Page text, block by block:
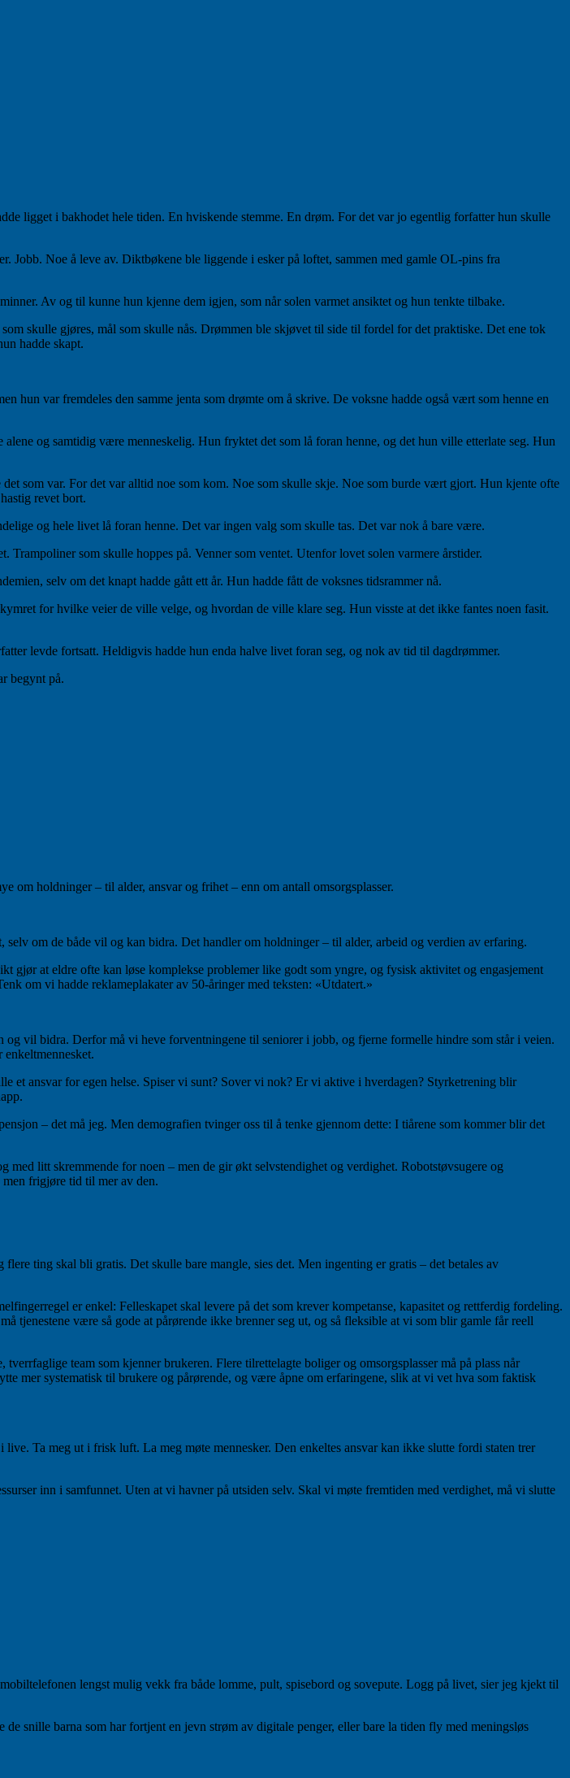
ligget i bakhodet hele tiden. En hviskende stemme. En drøm. For det var jo egentlig forfatter hun skulle
Noe å leve av. Diktbøkene ble liggende i esker på loftet, sammen med gamle OL-pins fra
Av og til kunne hun kjenne dem igjen, som når solen varmet ansiktet og hun tenkte tilbake.
skulle gjøres, mål som skulle nås. Drømmen ble skjøvet til side til fordel for det praktiske. Det ene tok
hadde skapt.
hun var fremdeles den samme jenta som drømte om å skrive. De voksne hadde også vært som henne en
og samtidig være menneskelig. Hun fryktet det som lå foran henne, og det hun ville etterlate seg. Hun
som var. For det var alltid noe som kom. Noe som skulle skje. Noe som burde vært gjort. Hun kjente ofte
revet bort.
og hele livet lå foran henne. Det var ingen valg som skulle tas. Det var nok å bare være.
som skulle hoppes på. Venner som ventet. Utenfor lovet solen varmere årstider.
selv om det knapt hadde gått ett år. Hun hadde fått de voksnes tidsrammer nå.
for hvilke veier de ville velge, og hvordan de ville klare seg. Hun visste at det ikke fantes noen fasit.
levde fortsatt. Heldigvis hadde hun enda halve livet foran seg, og nok av tid til dagdrømmer.
begynt på.
om holdninger – til alder, ansvar og frihet – enn om antall omsorgsplasser.
selv om de både vil og kan bidra. Det handler om holdninger – til alder, arbeid og verdien av erfaring.
at eldre ofte kan løse komplekse problemer like godt som yngre, og fysisk aktivitet og engasjement
om vi hadde reklameplakater av 50-åringer med teksten: «Utdatert.»
og vil bidra. Derfor må vi heve forventningene til seniorer i jobb, og fjerne formelle hindre som står i veien.
et ansvar for egen helse. Spiser vi sunt? Sover vi nok? Er vi aktive i hverdagen? Styrketrening blir
– det må jeg. Men demografien tvinger oss til å tenke gjennom dette: I tiårene som kommer blir det
litt skremmende for noen – men de gir økt selvstendighet og verdighet. Robotstøvsugere og
frigjøre tid til mer av den.
ting skal bli gratis. Det skulle bare mangle, sies det. Men ingenting er gratis – det betales av
er enkel: Felleskapet skal levere på det som krever kompetanse, kapasitet og rettferdig fordeling.
tjenestene være så gode at pårørende ikke brenner seg ut, og så fleksible at vi som blir gamle får reell
team som kjenner brukeren. Flere tilrettelagte boliger og omsorgsplasser må på plass når
mer systematisk til brukere og pårørende, og være åpne om erfaringene, slik at vi vet hva som faktisk
Ta meg ut i frisk luft. La meg møte mennesker. Den enkeltes ansvar kan ikke slutte fordi staten trer
inn i samfunnet. Uten at vi havner på utsiden selv. Skal vi møte fremtiden med verdighet, må vi slutte
lengst mulig vekk fra både lomme, pult, spisebord og sovepute. Logg på livet, sier jeg kjekt til
snille barna som har fortjent en jevn strøm av digitale penger, eller bare la tiden fly med meningsløs